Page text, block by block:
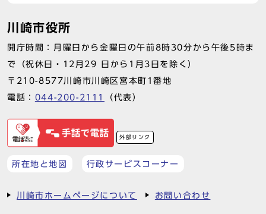
川崎市役所
開庁時間：月曜日から金曜日の午前8時30分から午後5時ま
で（祝休日・12月29 日から1月3日を除く）
〒210-8577川崎市川崎区宮本町1番地
電話： 044-200-2111 （代表）
外部リンク
所在地と地図 行政サービスコーナー
川崎市ホームページについて お問い合わせ